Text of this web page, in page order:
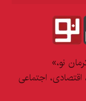
نو،»
اجتماعی